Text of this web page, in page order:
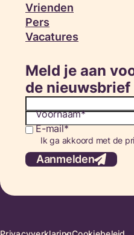
Vrienden
Pers
Vacatures
Meld je aan
de nieuwsbrief
Voornaam
E-mail
Consent
Ik ga akkoord met de
Aanmelden